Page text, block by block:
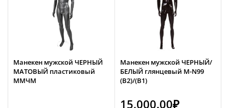
Манекен мужской ЧЕРНЫЙ
МАТОВЫЙ пластиковый
ММЧМ
Манекен мужской ЧЕРНЫЙ/
БЕЛЫЙ глянцевый M-N99
(B2)/(B1)
15,000.00₽